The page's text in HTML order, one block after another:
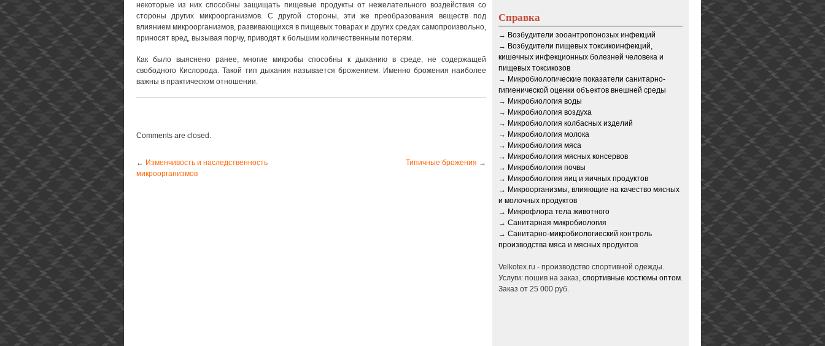
некоторые из них способны защищать пищевые продукты от нежелательного воздействия со
стороны других микроорганизмов. С другой стороны, эти же преобразования веществ под
влиянием микроорганизмов, развивающихся в пищевых товарах и других средах самопроизвольно,
приносят вред, вызывая порчу, приводят к большим количественным потерям.
Как было выяснено ранее, многие микробы способны к дыханию в среде, не содержащей
свободного Кислорода. Такой тип дыхания называется брожением. Именно брожения наиболее
важны в практическом отношении.
Comments are closed.
← Изменчивость и наследственность
микроорганизмов
Типичные брожения →
Справка
→ Возбудители зооантропонозых инфекций
→ Возбудители пищевых токсикоинфекций,
кишечных инфекционных болезней человека и
пищевых токсикозов
→ Микробиологические показатели санитарно-
гигиенической оценки объектов внешней среды
→ Микробиология воды
→ Микробиология воздуха
→ Микробиология колбасных изделий
→ Микробиология молока
→ Микробиология мяса
→ Микробиология мясных консервов
→ Микробиология почвы
→ Микробиология яиц и яичных продуктов
→ Микроорганизмы, влияющие на качество мясных
и молочных продуктов
→ Микрофлора тела животного
→ Санитарная микробиология
→ Санитарно-микробиологиеский контроль
производства мяса и мясных продуктов
Velkotex.ru - производство спортивной одежды.
Услуги: пошив на заказ, спортивные костюмы оптом.
Заказ от 25 000 руб.